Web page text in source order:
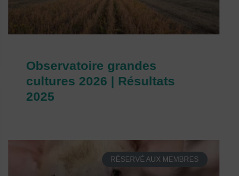
Observatoire grandes
cultures 2026 | Résultats
2025
RÉSERVÉ AUX MEMBRES